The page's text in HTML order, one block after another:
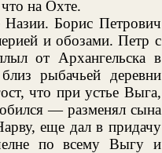
на Охте.
Назии. Борис Петрович
и обозами. Петр с
от Архангельска в
рыбачьей деревни
что при устье Выга,
— разменял сына
еще дал в придачу
по всему Выгу и